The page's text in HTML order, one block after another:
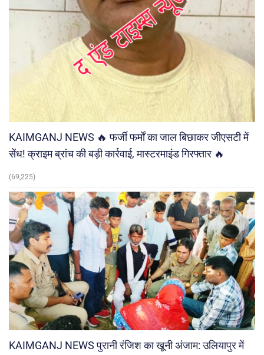
KAIMGANJ NEWS 🔥 फर्जी फर्मों का जाल बिछाकर जीएसटी में
सेंध! क्राइम ब्रांच की बड़ी कार्रवाई, मास्टरमाइंड गिरफ्तार 🔥
(69,225)
KAIMGANJ NEWS पुरानी रंजिश का खूनी अंजाम: उलियापुर में